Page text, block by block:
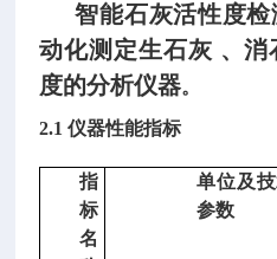
智能石灰活性度
动化测定生石灰 、
度的分析仪器。
2.1 仪器性能指标
指
标
名
单位及
参数